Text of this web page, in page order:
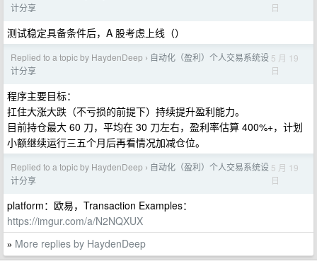
计分享
日
测试稳定具备条件后，A 股考虑上线（）
Replied to a topic by HaydenDeep › 自动化（盈利）个人交易系统设
计分享
5 月 19
日
程序主要目标：
扛住大涨大跌（不亏损的前提下）持续提升盈利能力。
目前持仓最大 60 刀，平均在 30 刀左右，盈利率估算 400%+，计划
小额继续运行三五个月后再看情况加减仓位。
Replied to a topic by HaydenDeep › 自动化（盈利）个人交易系统设
计分享
5 月 19
日
platform：欧易，Transaction Examples：
https://imgur.com/a/N2NQXUX
» More replies by HaydenDeep